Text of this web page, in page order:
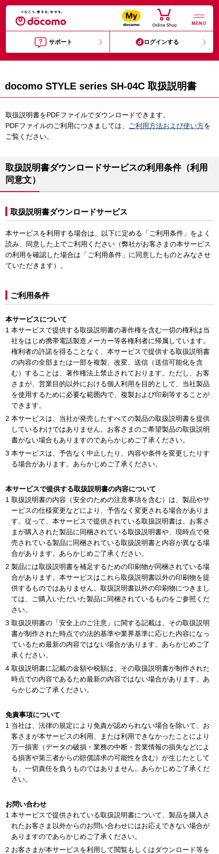
MENU
サポート ログインする
docomo STYLE series SH-04C 取扱説明書
取扱説明書をPDFファイルでダウンロードできます。
PDFファイルのご利用につきましては、
ご利用方法および使い方を
ご覧ください。
取扱説明書ダウンロードサービスの利用条件（利用
同意文）
取扱説明書ダウンロードサービス
本サービスを利用する場合は、以下に定める「ご利用条件」をよく
読み、同意した上でご利用ください（弊社がお客さまの本サービス
の利用を確認した場合は「ご利用条件」に同意したものとみなさせ
ていただきます）。
ご利用条件
本サービスについて
本サービスで提供する取扱説明書の著作権を含む一切の権利は当
社をはじめ携帯電話製造メーカー等各権利者に帰属しています。
権利者の許諾を得ることなく、本サービスで提供する取扱説明書
の内容の全部または一部を複製、改変、送信（送信可能化を含
む）することは、著作権法上禁止されております。ただし、お客
さまが、営業目的以外における個人利用を目的として、当社製品
を使用するために必要な範囲内で、複製および印刷等することが
できます。
本サービスは、当社が発売したすべての製品の取扱説明書を提供
しているわけではありません。お客さまのご希望製品の取扱説明
書がない場合もありますのであらかじめご了承ください。
本サービスは、予告なく中止したり、内容や条件を変更したりす
る場合があります。あらかじめご了承ください。
本サービスで提供する取扱説明書の内容について
取扱説明書の内容（安全のための注意事項を含む）は、製品やサ
ービスの仕様変更などにより、予告なく変更される場合がありま
す。従って、本サービスで提供されている取扱説明書は、お客さ
まが購入された製品に同梱されている取扱説明書や、現時点で発
売されている製品に同梱されている取扱説明書と内容が異なる場
合があります。あらかじめご了承ください。
製品には取扱説明書を補足するための印刷物が同梱されている場
合があります。本サービスはこれら取扱説明書以外の印刷物を提
供するものではありません。取扱説明書以外の印刷物につきまし
ては、ご購入いただいた製品に同梱されているものをご参照くだ
さい。
取扱説明書の「安全上のご注意」に関する記載は、その取扱説明
書が制作された時点での法的基準や業界基準に応じた内容になっ
ているため最新の内容ではない場合があります。あらかじめご了
承ください。
取扱説明書に記載の金額や税額は、その取扱説明書が制作された
時点での内容であるため最新の内容ではない場合があります。あ
らかじめご了承ください。
免責事項について
当社は、法律の規定により免責が認められない場合を除いて、お
客さまが本サービスの利用、または利用できなかったことにより
万一損害（データの破損・業務の中断・営業情報の損失などによ
る損害や第三者からの賠償請求の可能性を含む）が生じたとして
も、一切責任を負うものではありません。あらかじめご了承くだ
さい。
お問い合わせ
本サービスで提供されている取扱説明書について、製品を購入さ
れたお客さま以外からのお問い合わせにはお応えできない場合が
ありますのであらかじめご了承ください。
お客さまが本サービスを利用して閲覧もしくはダウンロード等を